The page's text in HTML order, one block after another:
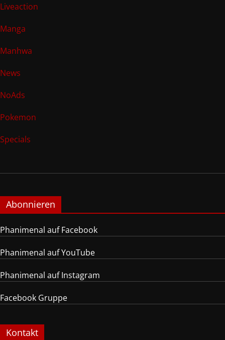
Liveaction
Manga
Manhwa
News
NoAds
Pokemon
Specials
Abonnieren
Phanimenal auf Facebook
Phanimenal auf YouTube
Phanimenal auf Instagram
Facebook Gruppe
Kontakt